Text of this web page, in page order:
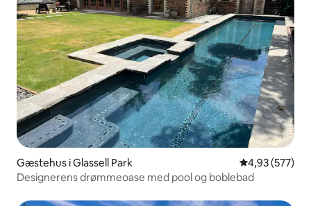
Gæstehus i Glassell Park 4,93 ud af 5 i
4,93 (577)
Designerens drømmeoase med pool og boblebad